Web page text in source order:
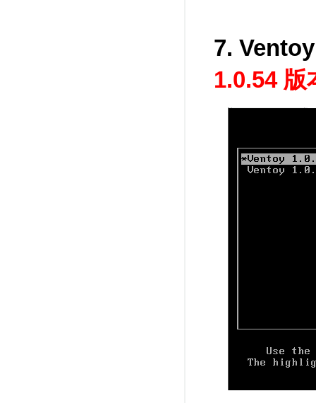
7.
1.0.54 版